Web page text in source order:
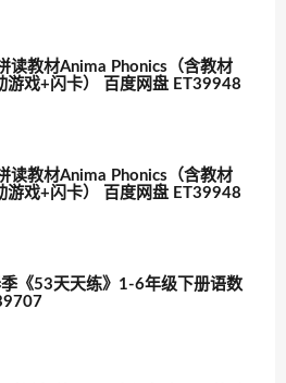
读教材Anima Phonics（含教材
游戏+闪卡） 百度网盘 ET39948
读教材Anima Phonics（含教材
游戏+闪卡） 百度网盘 ET39948
《53天天练》1-6年级下册语数